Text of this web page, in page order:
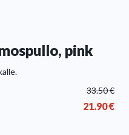
pink
33.50€
21.90€